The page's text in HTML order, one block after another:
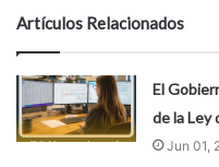
Artículos Relacionados
El
de la Ley
Jun 01,